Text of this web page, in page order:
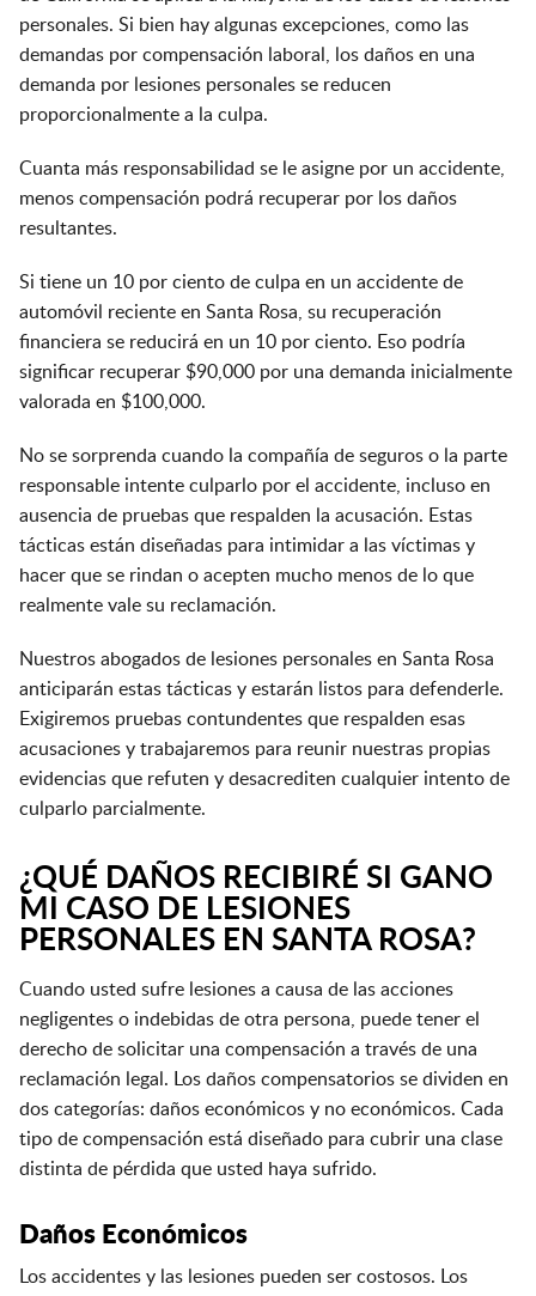
personales. Si bien hay algunas excepciones, como las
demandas por compensación laboral, los daños en una
demanda por lesiones personales se reducen
proporcionalmente a la culpa.
Cuanta más responsabilidad se le asigne por un accidente,
menos compensación podrá recuperar por los daños
resultantes.
Si tiene un 10 por ciento de culpa en un accidente de
automóvil reciente en Santa Rosa, su recuperación
financiera se reducirá en un 10 por ciento. Eso podría
significar recuperar $90,000 por una demanda inicialmente
valorada en $100,000.
No se sorprenda cuando la compañía de seguros o la parte
responsable intente culparlo por el accidente, incluso en
ausencia de pruebas que respalden la acusación. Estas
tácticas están diseñadas para intimidar a las víctimas y
hacer que se rindan o acepten mucho menos de lo que
realmente vale su reclamación.
Nuestros abogados de lesiones personales en Santa Rosa
anticiparán estas tácticas y estarán listos para defenderle.
Exigiremos pruebas contundentes que respalden esas
acusaciones y trabajaremos para reunir nuestras propias
evidencias que refuten y desacrediten cualquier intento de
culparlo parcialmente.
¿QUÉ DAÑOS RECIBIRÉ SI GANO
MI CASO DE LESIONES
PERSONALES EN SANTA ROSA?
Cuando usted sufre lesiones a causa de las acciones
negligentes o indebidas de otra persona, puede tener el
derecho de solicitar una compensación a través de una
reclamación legal. Los daños compensatorios se dividen en
dos categorías: daños económicos y no económicos. Cada
tipo de compensación está diseñado para cubrir una clase
distinta de pérdida que usted haya sufrido.
Daños Económicos
Los accidentes y las lesiones pueden ser costosos. Los